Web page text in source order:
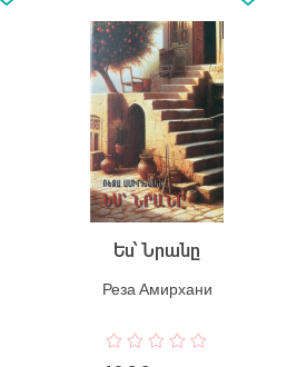
Ես՝ Նրանը
Реза Амирхани